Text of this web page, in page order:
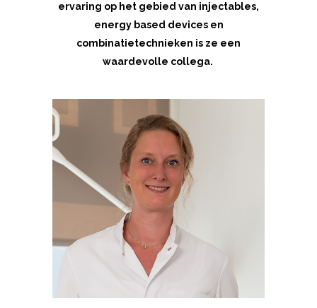
ervaring op het gebied van injectables,
energy based devices en
combinatietechnieken is ze een
waardevolle collega.